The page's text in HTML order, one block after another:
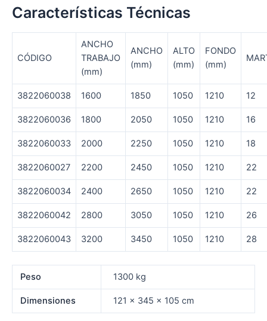
Características Técnicas
CÓDIGO
ANCHO
TRABAJO
(mm)
ANCHO
(mm)
ALTO
(mm)
FONDO
(mm)
3822060038 1600 1850 1050 1210 12
3822060036 1800 2050 1050 1210 16
3822060033 2000 2250 1050 1210 18
3822060027 2200 2450 1050 1210 22
3822060034 2400 2650 1050 1210 22
3822060042 2800 3050 1050 1210 26
3822060043 3200 3450 1050 1210 28
Peso 1300 kg
Dimensiones 121 × 345 × 105 cm